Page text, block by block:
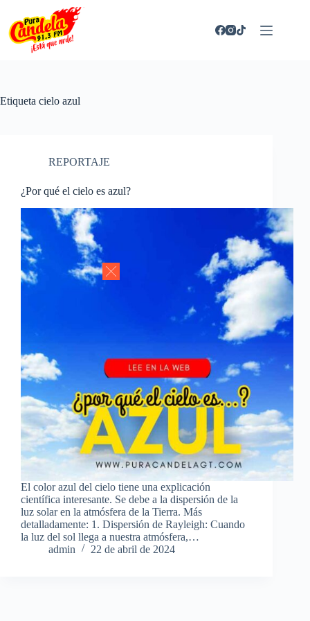
contenido
Etiqueta cielo azul
REPORTAJE
¿Por qué el cielo es azul?
El color azul del cielo tiene una explicación
científica interesante. Se debe a la dispersión de la
luz solar en la atmósfera de la Tierra. Más
detalladamente: 1. Dispersión de Rayleigh: Cuando
la luz del sol llega a nuestra atmósfera,…
admin
22 de abril de 2024